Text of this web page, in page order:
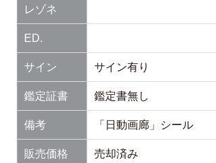
レゾネ
ED.
サイン サイン有り
鑑定証書 鑑定書無し
備考 「日動画廊」シール
販売価格 売却済み